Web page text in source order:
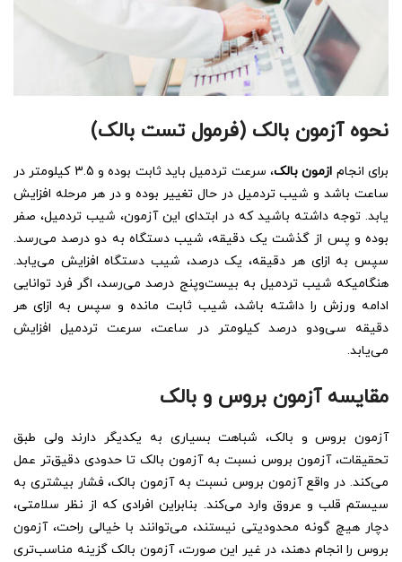
نحوه آزمون بالک (فرمول تست بالک)
برای انجام ازمون بالک
، سرعت تردمیل باید ثابت بوده و 3.5 کیلومتر در
ساعت باشد و شیب تردمیل در حال تغییر بوده و در هر مرحله افزایش
یابد. توجه داشته باشید که در ابتدای این آزمون، شیب تردمیل، صفر
بوده و پس از گذشت یک دقیقه، شیب دستگاه به دو درصد می‌رسد.
سپس به ازای هر دقیقه، یک درصد، شیب دستگاه افزایش می‌یابد.
هنگامیکه شیب تردمیل به بیست‌وپنج درصد می‌رسد، اگر فرد توانایی
ادامه ورزش را داشته باشد، شیب ثابت مانده و سپس به ازای هر
دقیقه سی‌ودو درصد کیلومتر در ساعت، سرعت تردمیل افزایش
می‌یابد.
مقایسه آزمون بروس و بالک
آزمون بروس و بالک، شباهت بسیاری به یکدیگر دارند ولی طبق
تحقیقات، آزمون بروس نسبت به آزمون بالک تا حدودی دقیق‌تر عمل
می‌کند. در واقع آزمون بروس نسبت به آزمون بالک، فشار بیشتری به
سیستم قلب و عروق وارد می‌کند. بنابراین افرادی که از نظر سلامتی،
دچار هیچ گونه محدودیتی نیستند، می‌توانند با خیالی راحت، آزمون
بروس را انجام دهند، در غیر این صورت، آزمون بالک گزینه مناسب‌تری